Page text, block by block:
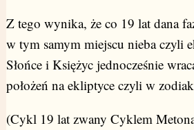
Z tego wynika, że co 19 lat dana
w tym samym miejscu nieba czyli
Słońce i Księżyc jednocześnie
położeń na ekliptyce czyli w
(Cykl 19 lat zwany Cyklem